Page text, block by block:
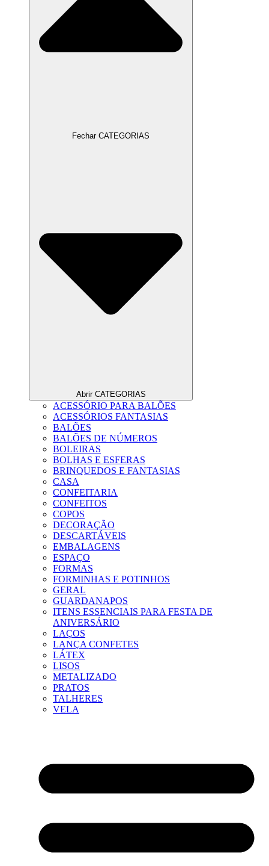
Fechar CATEGORIAS
Abrir CATEGORIAS
ACESSÓRIO PARA BALÕES
ACESSÓRIOS FANTASIAS
BALÕES
BALÕES DE NÚMEROS
BOLEIRAS
BOLHAS E ESFERAS
BRINQUEDOS E FANTASIAS
CASA
CONFEITARIA
CONFEITOS
COPOS
DECORAÇÃO
DESCARTÁVEIS
EMBALAGENS
ESPAÇO
FORMAS
FORMINHAS E POTINHOS
GERAL
GUARDANAPOS
ITENS ESSENCIAIS PARA FESTA DE
ANIVERSÁRIO
LAÇOS
LANÇA CONFETES
LÁTEX
LISOS
METALIZADO
PRATOS
TALHERES
VELA